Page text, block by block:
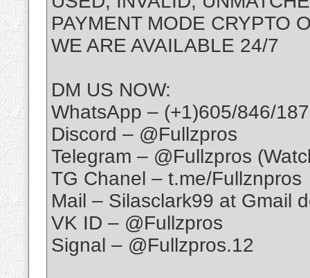
PAYMENT MODE CRYPTO
WE ARE AVAILABLE 24/7
DM US NOW:
WhatsApp – (+1)605/846/
Discord – @Fullzpros
Telegram – @Fullzpros
TG Chanel – t.me/Fullznpros
Mail – Silasclark99 at Gmail
VK ID – @Fullzpros
Signal – @Fullzpros.12